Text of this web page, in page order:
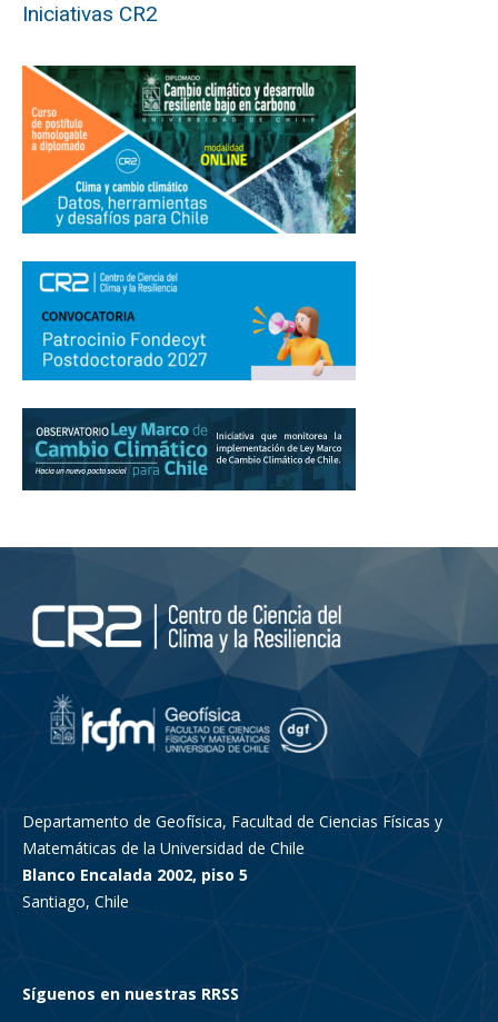
Iniciativas CR2
Departamento de Geofísica, Facultad de Ciencias Físicas y
Matemáticas de la Universidad de Chile
Blanco Encalada 2002, piso 5
Santiago, Chile
Síguenos en nuestras RRSS